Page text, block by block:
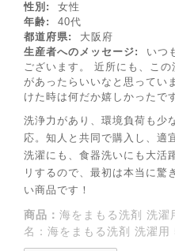
性別:
女性
年齢:
40代
都道府県:
大阪府
生産者へのメッセージ:
いつ
ございます。 近所にも、こ
があったらいいなと思ってい
けた時は何だか嬉しかったで
洗浄力があり、環境負荷も少
応。知人と共同で購入し、適
洗濯にも、食器洗いにも大活
リするので、最初は本当に驚
い商品です！
商品： 海をまもる洗剤 洗濯
名：海をまもる洗剤 洗濯用